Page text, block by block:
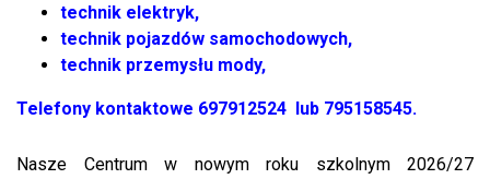
technik elektryk,
technik pojazdów samochodowych,
technik przemysłu mody,
Telefony kontaktowe 697912524 lub 795158545.
Nasze Centrum w nowym roku szkolnym 2026/27